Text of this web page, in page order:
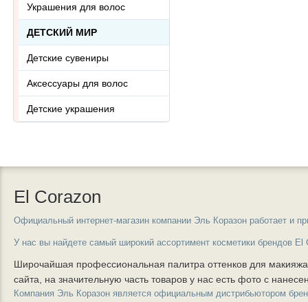
Украшения для волос
ДЕТСКИЙ МИР
Детские сувениры
Аксессуары для волос
Детские украшения
El Corazon
Официальный интернет-магазин компании Эль Коразон работает и
У нас вы найдете самый широкий ассортимент косметики брендов El
Широчайшая профессиональная палитра оттенков для
сайта, на значительную часть товаров у нас есть фото с
Компания Эль Коразон является официальным дистрибьютором